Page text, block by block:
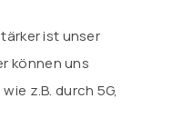
ist unser
können uns
z.B. durch 5G,